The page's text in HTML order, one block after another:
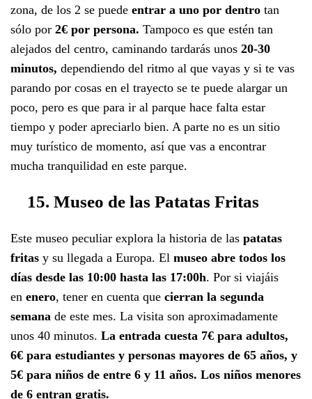
zona, de los 2 se puede entrar a uno por dentro tan
sólo por 2€ por persona. Tampoco es que estén tan
alejados del centro, caminando tardarás unos 20-30
minutos, dependiendo del ritmo al que vayas y si te vas
parando por cosas en el trayecto se te puede alargar un
poco, pero es que para ir al parque hace falta estar
tiempo y poder apreciarlo bien. A parte no es un sitio
muy turístico de momento, así que vas a encontrar
mucha tranquilidad en este parque.
15. Museo de las Patatas Fritas
Este museo peculiar explora la historia de las patatas
fritas y su llegada a Europa. El museo abre todos los
días desde las 10:00 hasta las 17:00h. Por si viajáis
en enero, tener en cuenta que cierran la segunda
semana de este mes. La visita son aproximadamente
unos 40 minutos. La entrada cuesta 7€ para adultos,
6€ para estudiantes y personas mayores de 65 años, y
5€ para niños de entre 6 y 11 años. Los niños menores
de 6 entran gratis.